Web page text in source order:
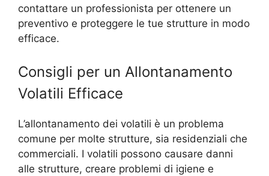
contattare un professionista per ottenere un
preventivo e proteggere le tue strutture in modo
efficace.
Consigli per un Allontanamento
Volatili Efficace
L’allontanamento dei volatili è un problema
comune per molte strutture, sia residenziali che
commerciali. I volatili possono causare danni
alle strutture, creare problemi di igiene e